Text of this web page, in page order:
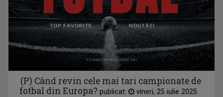
(P) Când revin cele mai tari campionate de
fotbal din Europa? publicat: vineri, 25 iulie 2025